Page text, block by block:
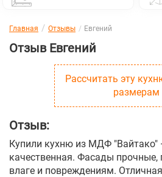
Главная Отзывы Евгений
Отзыв Евгений
Рассчитать эту
размерам
Отзыв:
Купили кухню из МДФ "Вайтако"
качественная. Фасады прочные,
влаге и повреждениям.